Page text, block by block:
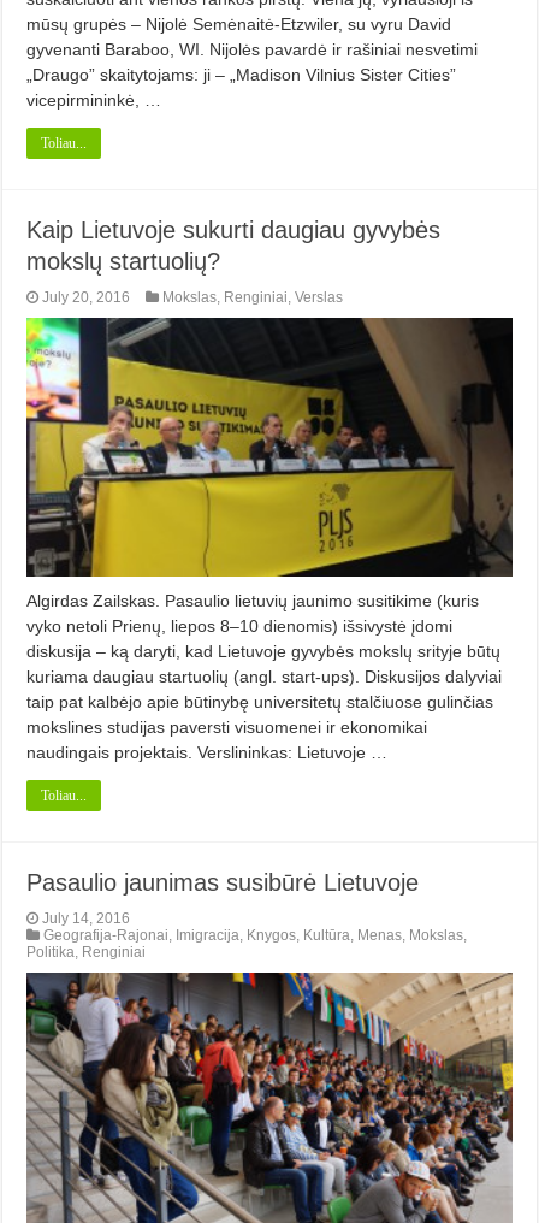
mūsų grupės – Nijolė Semėnaitė-Etzwiler, su vyru David
gyvenanti Baraboo, WI. Nijolės pavardė ir rašiniai nesvetimi
„Draugo” skaitytojams: ji – „Madison Vilnius Sister Cities”
vicepirmininkė, …
Toliau...
Kaip Lietuvoje sukurti daugiau gyvybės
mokslų startuolių?
July 20, 2016 Mokslas, Renginiai,Verslas
Algirdas Zailskas. Pasaulio lietuvių jaunimo susitikime (kuris
vyko netoli Prienų, liepos 8–10 dienomis) išsivystė įdomi
diskusija – ką daryti, kad Lietuvoje gyvybės mokslų srityje būtų
kuriama daugiau startuolių (angl. start-ups). Diskusijos dalyviai
taip pat kalbėjo apie būtinybę universitetų stalčiuose gulinčias
mokslines studijas paversti visuomenei ir ekonomikai
naudingais projektais. Verslininkas: Lietuvoje …
Toliau...
Pasaulio jaunimas susibūrė Lietuvoje
July 14, 2016
Geografija-Rajonai, Imigracija, Knygos, Kultūra, Menas, Mokslas,
Politika, Renginiai